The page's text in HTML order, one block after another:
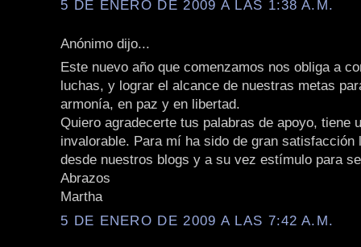
5 DE ENERO DE 2009 A LAS 1:38 A.M.
Anónimo dijo...
Este nuevo año que comenzamos nos obliga a
luchas, y lograr el alcance de nuestras metas
armonía, en paz y en libertad.
Quiero agradecerte tus palabras de apoyo, tiene
invalorable. Para mí ha sido de gran satisfacción
desde nuestros blogs y a su vez estímulo para
Abrazos
Martha
5 DE ENERO DE 2009 A LAS 7:42 A.M.